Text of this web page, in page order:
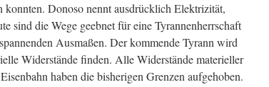
Donoso nennt ausdrücklich Elektrizität,
sind die Wege geebnet für eine Tyrannenherrschaft
Ausmaßen. Der kommende Tyrann wird
Widerstände finden. Alle Widerstände materieller
haben die bisherigen Grenzen aufgehoben.